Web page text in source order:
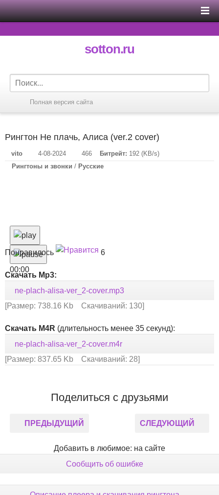
sotton.ru
Полная версия сайта
Рингтон Не плачь, Алиса (ver.2 cover)
vito 4-08-2024 466 Битрейт: 192 (KB/s)
Рингтоны и звонки / Русские
00:00
Понравилось 6
Скачать Mp3:
ne-plach-alisa-ver_2-cover.mp3
[Размер: 738.16 Kb Скачиваний: 130]
Скачать M4R (длительность менее 35 секунд):
ne-plach-alisa-ver_2-cover.m4r
[Размер: 837.65 Kb Скачиваний: 28]
Поделиться с друзьями
ПРЕДЫДУЩИЙ СЛЕДУЮЩИЙ
Добавить в любимое: на сайте
Сообщить об ошибке